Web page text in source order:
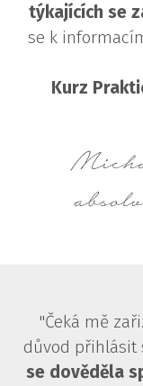
týkajících se
se k
Kurz
"Čeká mě
důvod přihlásit
se dověděla